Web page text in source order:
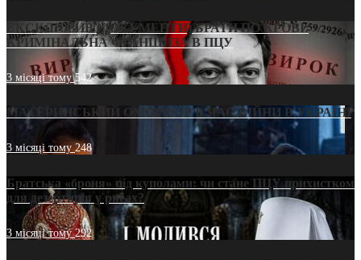
ЕКСКЛЮЗИВ (ДОКУМЕНТИ)/БРАТИ ПО КРОВІ:
КРИМІНАЛЬНА ФРАНШИЗА В ПЦУ
3 місяці тому542
МАТЕРИНСЬКИЙ ОМОРФОР В ЧАС ВІЙНИ В УКРАЇНІ
3 місяці тому248
Братська «броня» під куполами: чи стане ПЦУ прихистком
для дезертирів у рясах?
3 місяці тому292